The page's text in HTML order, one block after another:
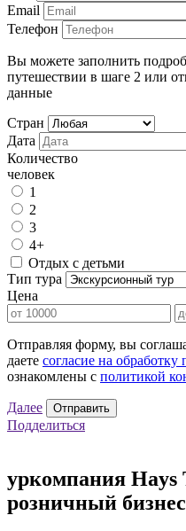
Email
Телефон
Вы можете заполнить
путешествии в шаге 2 или
данные
Стран
Дата
Количество
человек
1
2
3
4+
Отдых с детьми
Тип тура
Цена
Отправляя форму, вы
даете согласие на
ознакомлены с политикой
Далее Отправить
Подделиться
уркомпания Hays
розничный